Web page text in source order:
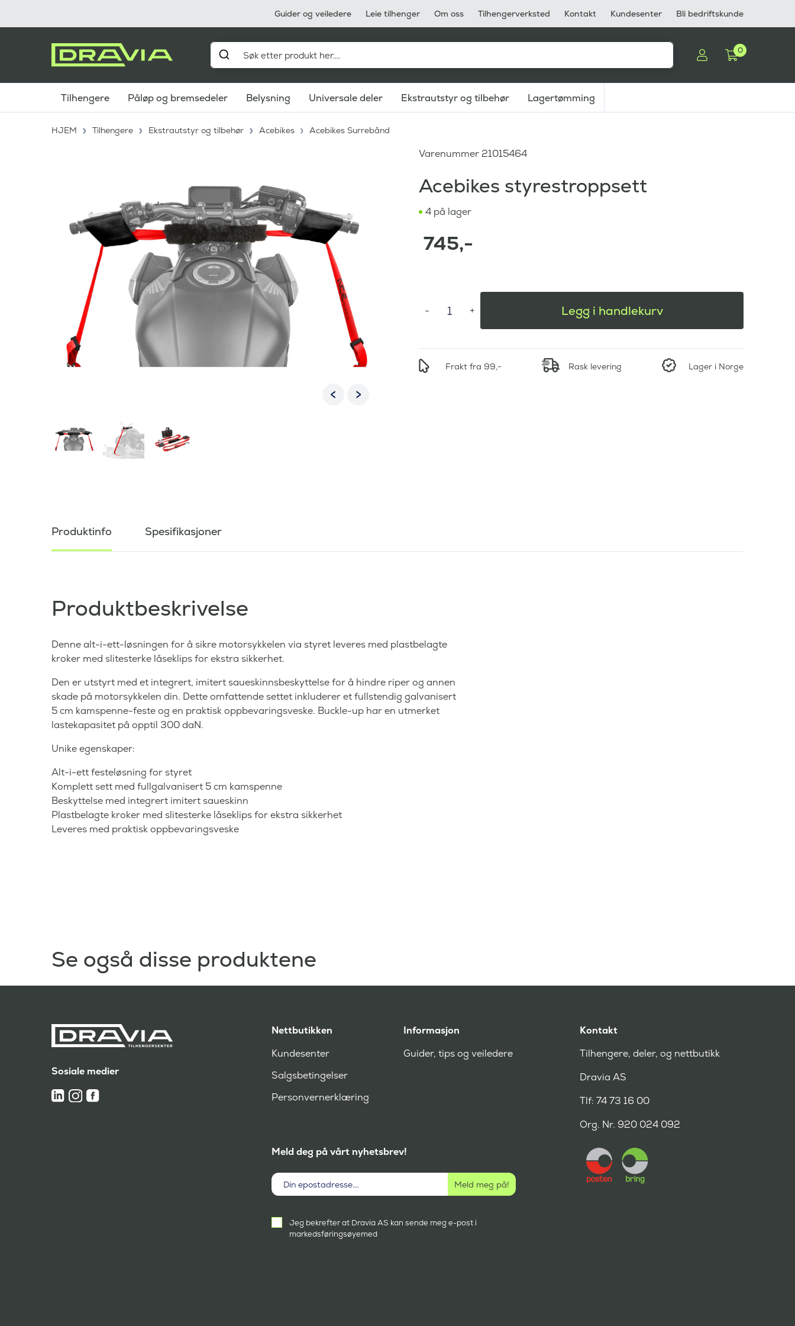
Guider og veiledere Leie tilhenger Om oss Tilhengerverksted Kontakt Kundesenter Bli bedriftskunde
0
Tilhengere Påløp og bremsedeler Belysning Universale deler Ekstrautstyr og tilbehør Lagertømming
HJEM Tilhengere Ekstrautstyr og tilbehør Acebikes Acebikes Surrebånd
Varenummer 21015464
Acebikes styrestroppsett
4 på lager
745,-
Legg i handlekurv
Frakt fra 99,- Rask levering Lager i Norge
Produktinfo Spesifikasjoner
Produktbeskrivelse
Denne alt-i-ett-løsningen for å sikre motorsykkelen via styret leveres med plastbelagte
kroker med slitesterke låseklips for ekstra sikkerhet.
Den er utstyrt med et integrert, imitert saueskinnsbeskyttelse for å hindre riper og annen
skade på motorsykkelen din. Dette omfattende settet inkluderer et fullstendig galvanisert
5 cm kamspenne-feste og en praktisk oppbevaringsveske. Buckle-up har en utmerket
lastekapasitet på opptil 300 daN.
Unike egenskaper:
Alt-i-ett festeløsning for styret
Komplett sett med fullgalvanisert 5 cm kamspenne
Beskyttelse med integrert imitert saueskinn
Plastbelagte kroker med slitesterke låseklips for ekstra sikkerhet
Leveres med praktisk oppbevaringsveske
Se også disse produktene
Sosiale medier
Nettbutikken
Kundesenter
Salgsbetingelser
Personvernerklæring
Informasjon
Guider, tips og veiledere
Meld deg på vårt nyhetsbrev!
samtykke
Jeg bekrefter at Dravia AS kan sende meg e-post i
markedsføringsøyemed
Kontakt
Tilhengere, deler, og nettbutikk
Dravia AS
Tlf: 74 73 16 00
Org. Nr. 920 024 092